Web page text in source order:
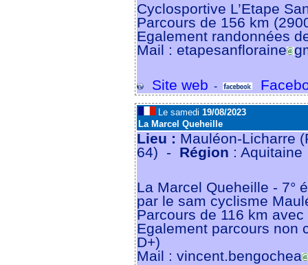
Cyclosportive L’Etape
Parcours de 156 km
Egalement randonnées
Mail : etapesanfloraine
Site web -
Le samedi 19/08/2023
La Marcel Queheille
Lieu : Mauléon-Licharre
64) - Région : Aquitaine
La Marcel Queheille - 7°
par le sam cyclisme
Parcours de 116 km
Egalement parcours non
D+)
Mail : vincent.bengochea